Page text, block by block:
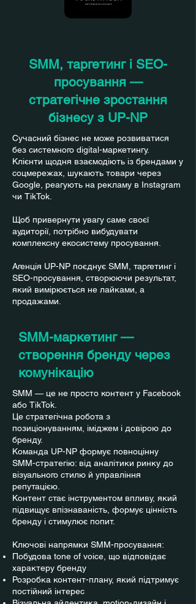
SMM, таргетинг і SEO-
просування —
стратегічне зростання
бізнесу з UP-NP
Сучасний бізнес не може розвиватися
без системного digital-маркетингу.
Клієнти щодня взаємодіють із брендами у
соцмережах, шукають товари через
Google, реагують на рекламу в Instagram
чи TikTok.
Щоб привернути увагу саме своєї
аудиторії, потрібно вибудувати
комплексну екосистему просування.
Агенція UP-NP поєднує SMM, таргетинг і
SEO-просування, створюючи результат,
який вимірюється не лайками, а
продажами.
SMM-маркетинг —
створення бренду через
комунікацію
SMM — це не просто контент у Facebook
або TikTok.
Це стратегічна робота з
позиціонуванням, іміджем і довірою до
бренду.
Команда UP-NP формує повноцінну
SMM-стратегію: від аналітики ринку до
візуального стилю й управління
репутацією.
Контент стає інструментом впливу, який
підвищує впізнаваність, формує цінність
бренду і стимулює попит.
Ключові напрямки SMM-просування:
Побудова tone of voice, що відповідає
характеру бренду
Розробка контент-плану, який підтримує
постійний інтерес